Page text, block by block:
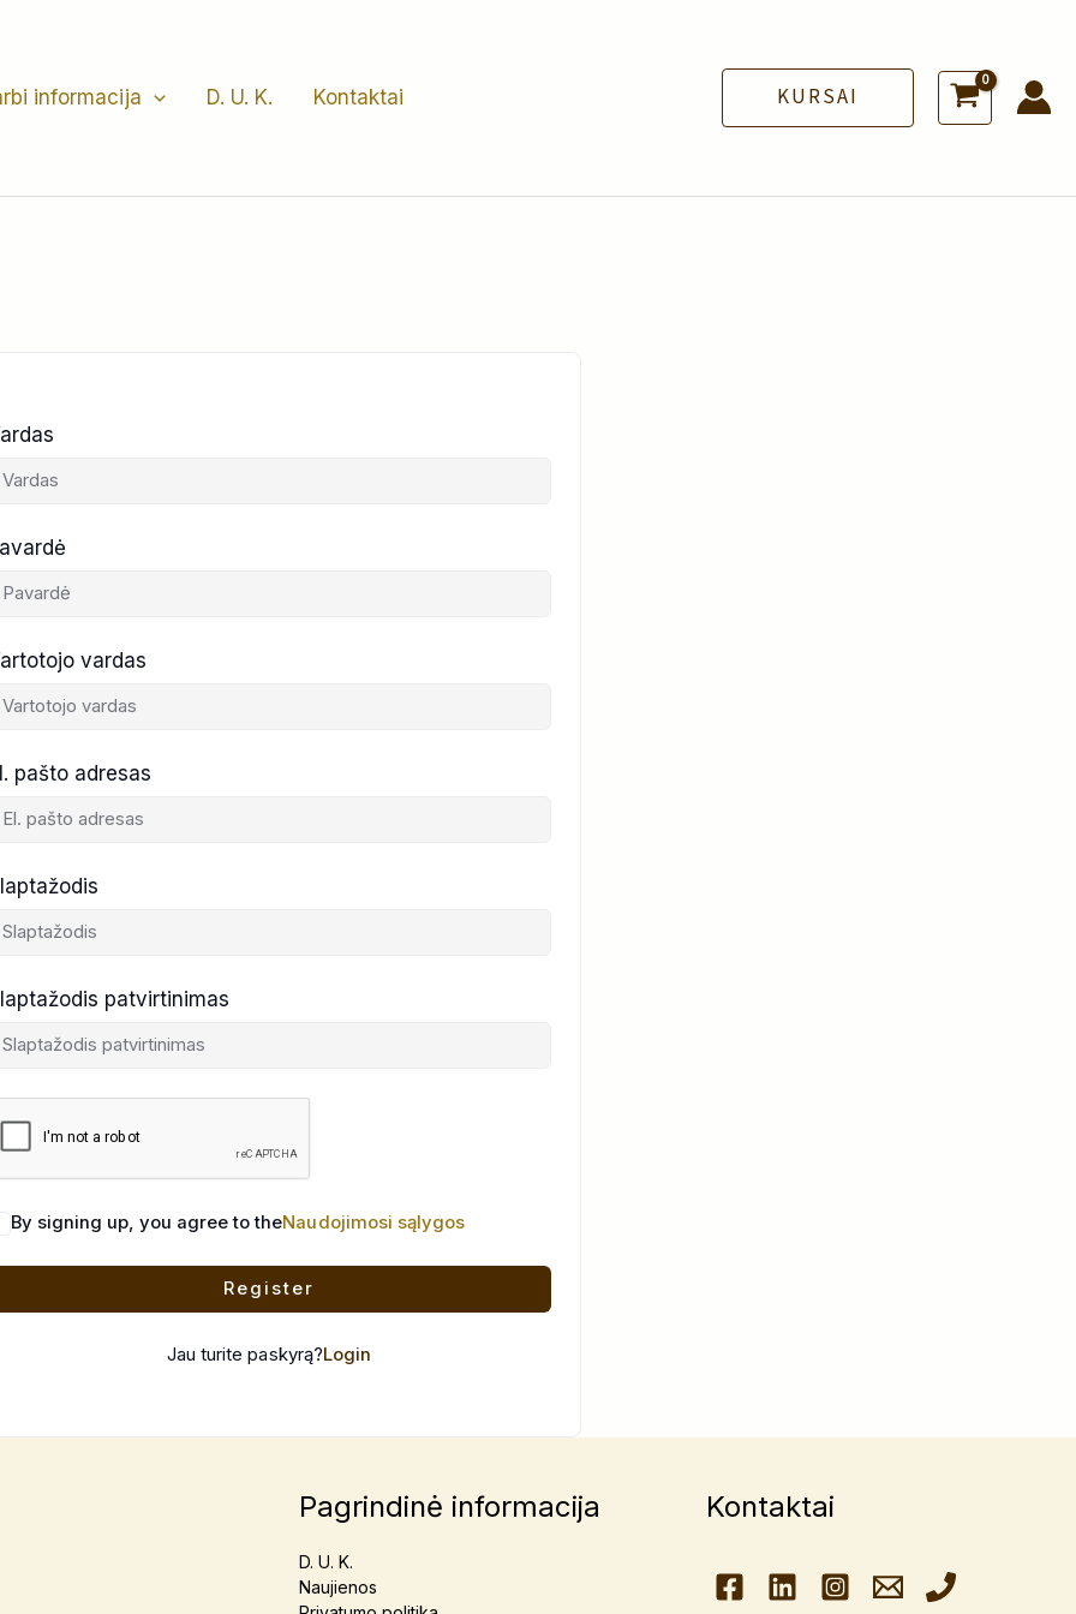
informacija D. U. K. Kontaktai KURSAI
vardas
pašto adresas
patvirtinimas
By signing up, you agree to theNaudojimosi sąlygos
Register
Jau turite paskyrą?Login
Pagrindinė informacija
D. U. K.
Naujienos
Kontaktai